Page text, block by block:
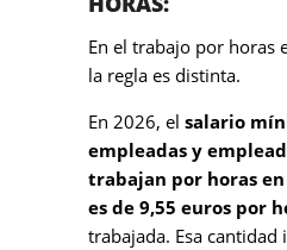
En el trabajo por horas
la regla es distinta.
En 2026, el salario
empleadas y
trabajan por horas
es de 9,55 euros por
trabajada. Esa